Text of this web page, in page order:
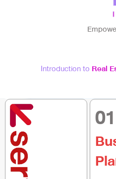
Introduction to Real
01